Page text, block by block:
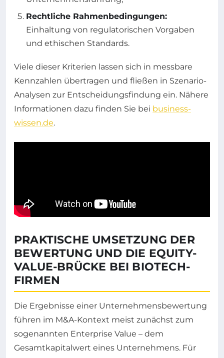
Rechtliche Rahmenbedingungen:
Einhaltung von regulatorischen Vorgaben
und ethischen Standards.
Viele dieser Kriterien lassen sich in messbare
Kennzahlen übertragen und fließen in Szenario-
Analysen zur Entscheidungsfindung ein. Nähere
Informationen dazu finden Sie bei business-
wissen.de.
PRAKTISCHE UMSETZUNG DER
BEWERTUNG UND DIE EQUITY-
VALUE-BRÜCKE BEI BIOTECH-
FIRMEN
Die Ergebnisse einer Unternehmensbewertung
führen im M&A-Kontext meist zunächst zum
sogenannten Enterprise Value – dem
Gesamtkapitalwert eines Unternehmens. Für